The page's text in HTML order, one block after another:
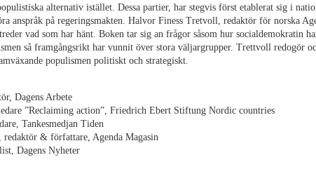
alternativ istället. Dessa partier, har stegvis först etablerat sig i
anspråk på regeringsmakten. Halvor Finess Tretvoll, redaktör för norska
vad som har hänt. Boken tar sig an frågor såsom hur socialdemokratin
så framgångsrikt har vunnit över stora väljargrupper. Trettvoll redogör
populismen politiskt och strategiskt.
Dagens Arbete
”Reclaiming action”, Friedrich Ebert Stiftung Nordic countries
Tankesmedjan Tiden
& författare, Agenda Magasin
Dagens Nyheter